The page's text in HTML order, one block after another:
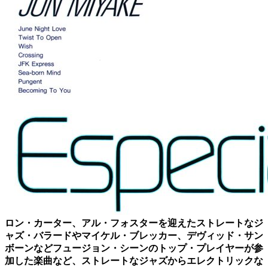
ロン・カーター、アル・フォスターを迎えたストレートなジ
ャズ・バラードやマイケル・ブレッカー、デヴィッド・サン
ボーンなどフュージョン・シーンのトップ・プレイヤーが参
加した楽曲など、ストレートなジャズからエレクトリックな